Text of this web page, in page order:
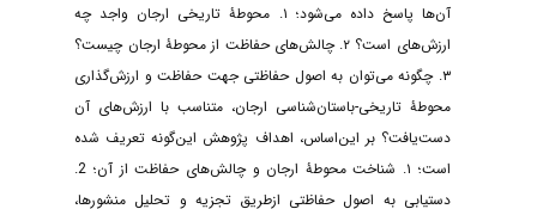
آن‌ها پاسخ داده می‌شود؛ ۱. محوطۀ تاریخی ارجان واجد چه
ارزش‌های است؟ ۲. چالش‌های حفاظت از محوطۀ ارجان چیست؟
۳. چگونه می‌توان به اصول حفاظتی جهت حفاظت و ارزش‌گذاری
محوطۀ تاریخی‌-‌باستان‌شناسی ارجان، متناسب با ارزش‌های آن
دست‌یافت؟ بر این‌اساس، اهداف پژوهش این‌گونه تعریف شده
دستیابی به اصول حفاظتی ازطریق تجزیه و تحلیل منشورها،